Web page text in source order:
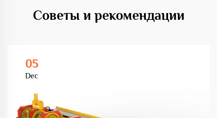
Советы и рекомендации
05
Dec